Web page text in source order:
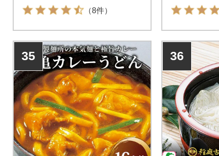
ください。
（8件）
是非ご賞味
35 36